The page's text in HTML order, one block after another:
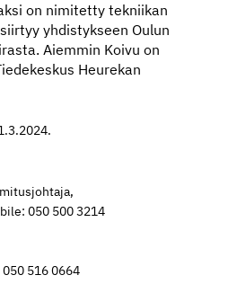
on nimitetty tekniikan
yhdistykseen Oulun
Aiemmin Koivu on
Heurekan
050 500 3214
516 0664